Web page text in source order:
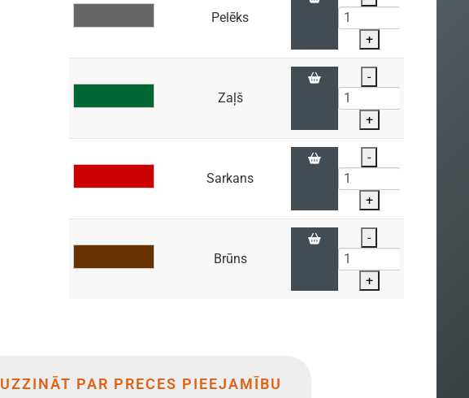
Pelēks
+
Zaļš
-
+
Sarkans
-
+
Brūns
-
+
UZZINĀT PAR PRECES PIEEJAMĪBU